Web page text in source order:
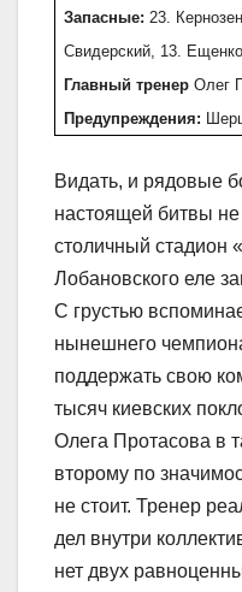
Запасные: 23.
Свидерский, 13.
Главный тренер Олег
Предупреждения:
Видать, и рядовые
настоящей битвы
столичный стадион
Лобановского еле
С грустью
нынешнего
поддержать свою
тысяч киевских
Олега Протасова в
второму по
не стоит. Тренер
дел внутри
нет двух